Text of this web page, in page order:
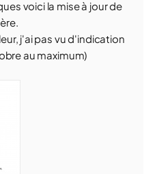
voici la mise à jour de
j'ai pas vu d'indication
au maximum)